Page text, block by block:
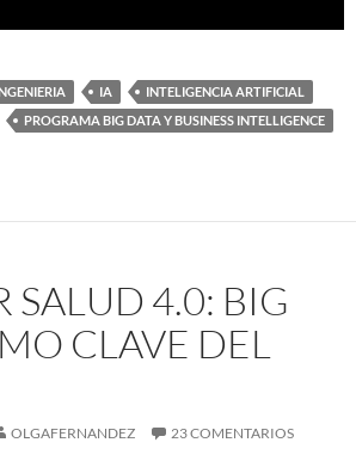
IA
INTELIGENCIA ARTIFICIAL
PROGRAMA BIG DATA Y BUSINESS INTELLIGENCE
SALUD 4.0: BIG
CLAVE DEL
OLGAFERNANDEZ 23 COMENTARIOS